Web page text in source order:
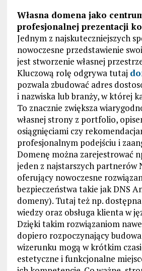
Własna domena jako
profesjonalnej prezentacji
Jednym z najskuteczniejszych
nowoczesne przedstawienie
jest stworzenie własnej
Kluczową rolę odgrywa tutaj
pozwala zbudować adres
i nazwiska lub branży, w której
To znacznie zwiększa
własnej strony z portfolio,
osiągnięciami czy
profesjonalnym podejściu i
Domenę można zarejestrować
jeden z najstarszych partnerów
oferujący nowoczesne
bezpieczeństwa takie jak DNS
domeny). Tutaj też np.
wiedzy oraz obsługa klienta w
Dzięki takim rozwiązaniom
dopiero rozpoczynający
wizerunku mogą w krótkim
estetyczne i funkcjonalne